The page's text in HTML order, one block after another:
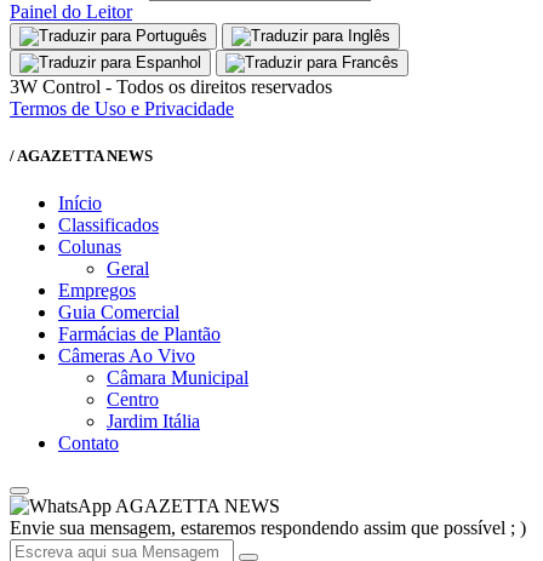
Painel do Leitor
3W Control - Todos os direitos reservados
Termos de Uso e Privacidade
/ AGAZETTA NEWS
Início
Classificados
Colunas
Geral
Empregos
Guia Comercial
Farmácias de Plantão
Câmeras Ao Vivo
Câmara Municipal
Centro
Jardim Itália
Contato
AGAZETTA NEWS
Envie sua mensagem, estaremos respondendo assim que possível ; )